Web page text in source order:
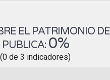
EL PATRIMONIO
PUBLICA: 0%
(0 de 3 indicadores)